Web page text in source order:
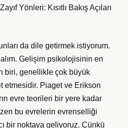
Yönleri: Kısıtlı Bakış Açıları
da dile getirmek istiyorum.
Gelişim psikolojisinin en
biri, genellikle çok büyük
etmesidir. Piaget ve Erikson
evre teorileri bir yere kadar
bu evrelerin evrenselliği
bir noktaya geliyoruz. Çünkü